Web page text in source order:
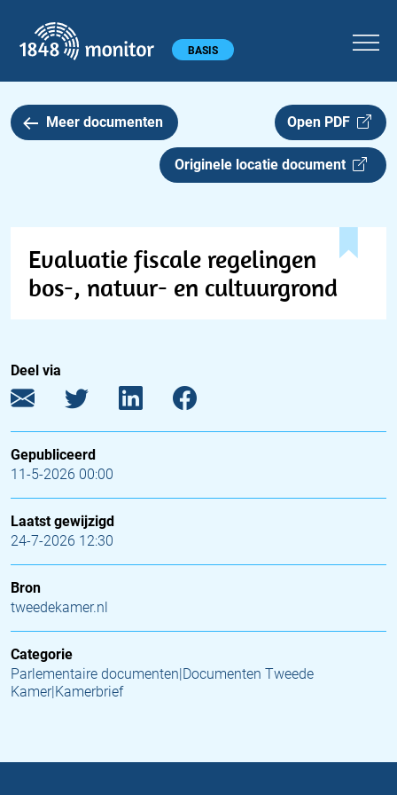
Hoofdmenu BASIS
Meer documenten Open PDF
Originele locatie document
Evaluatie fiscale regelingen
bos-, natuur- en cultuurgrond
Deel via
Gepubliceerd
11-5-2026 00:00
Laatst gewijzigd
24-7-2026 12:30
Bron
tweedekamer.nl
Categorie
Parlementaire documenten|Documenten Tweede
Kamer|Kamerbrief